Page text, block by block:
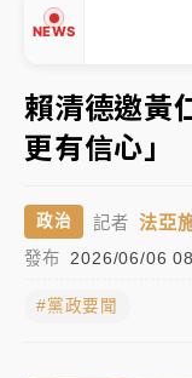
NEWS
韓股最壞時期已
至2個月低
「白海豚」雨炸
損最多
白海豚挾豪雨狂
金控第2季海外
賴清德邀黃
更有信心
政治 記者 法亞
發布 2026/06/06
#黨政要聞